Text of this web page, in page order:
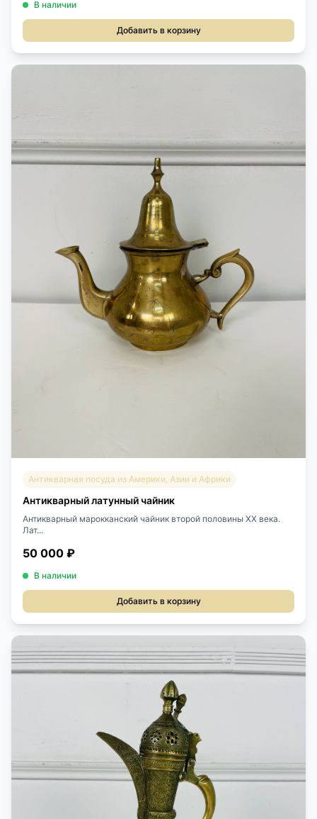
В наличии
Добавить в корзину
Антикварная посуда из Америки, Азии и Африки
Антикварный латунный чайник
Антикварный марокканский чайник второй половины XX века.
Лат...
50 000 ₽
В наличии
Добавить в корзину